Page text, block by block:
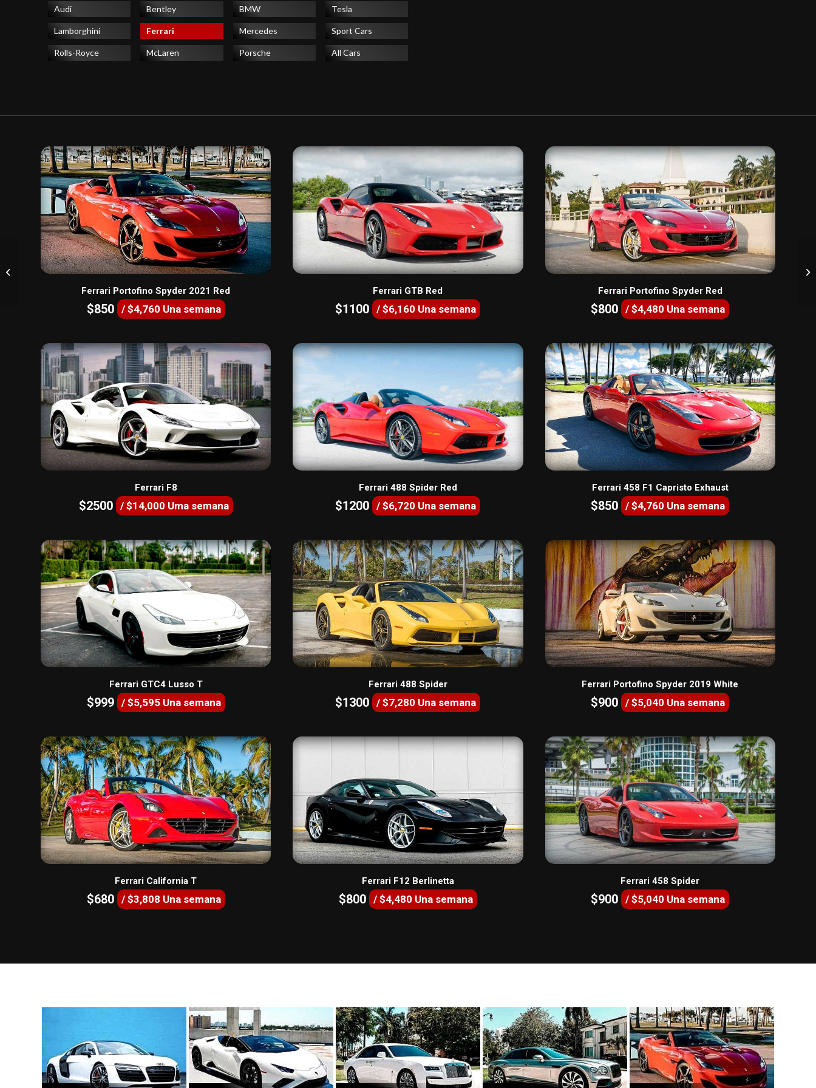
Audi
Lamborghini
Rolls-Royce
Bentley
Ferrari
McLaren
BMW
Mercedes
Porsche
Tesla
Sport Cars
All Cars
Ferrari Portofino Spyder 2021 Red
$850 / $4,760 Una semana
Ferrari GTB Red
$1100 / $6,160 Una semana
Ferrari Portofino Spyder Red
$800 / $4,480 Una semana
Ferrari F8
$2500 / $14,000 Uma semana
Ferrari 488 Spider Red
$1200 / $6,720 Una semana
Ferrari 458 F1 Capristo Exhaust
$850 / $4,760 Una semana
Ferrari GTC4 Lusso T
$999 / $5,595 Una semana
Ferrari 488 Spider
$1300 / $7,280 Una semana
Ferrari Portofino Spyder 2019 White
$900 / $5,040 Una semana
Ferrari California T
$680 / $3,808 Una semana
Ferrari F12 Berlinetta
$800 / $4,480 Una semana
Ferrari 458 Spider
$900 / $5,040 Una semana
Rolls Royce Cullinan